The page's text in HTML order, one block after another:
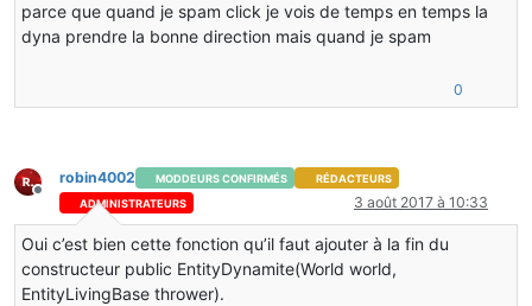
parce que quand je spam click je vois de temps en temps la
dyna prendre la bonne direction mais quand je spam
0
Hors-ligne
robin4002 MODDEURS CONFIRMÉS
RÉDACTEURS
ADMINISTRATEURS
3 août 2017 à 10:33
Oui c’est bien cette fonction qu’il faut ajouter à la fin du
constructeur public EntityDynamite(World world,
EntityLivingBase thrower).